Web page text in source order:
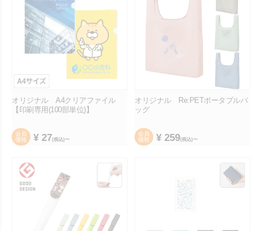
オリジナル A4クリアファイル
【印刷専用(100部単位)】
会員
価格
¥ 27(税込)〜
オリジナル Re:PETポータブルバ
ッグ
会員
価格
¥259(税込)〜